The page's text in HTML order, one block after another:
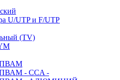
U/UTP и F/UTP
(TV)
ПВАМ
- CCA -